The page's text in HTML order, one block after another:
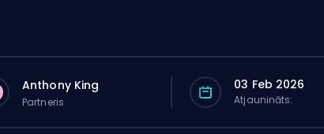
Anthony King
Partneris
03 Feb 2026
Atjaunināts: